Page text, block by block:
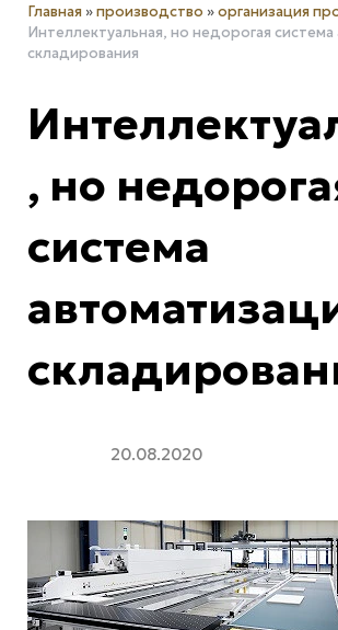
Главная »производство »организация
Интеллектуальная, но недорогая
складирования
, но
система
20.08.2020